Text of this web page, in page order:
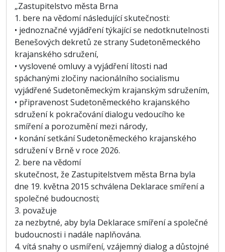
„Zastupitelstvo města Brna
1. bere na vědomí následující skutečnosti:
• jednoznačné vyjádření týkající se nedotknutelnosti
Benešových dekretů ze strany Sudetoněmeckého
krajanského sdružení,
• vyslovené omluvy a vyjádření lítosti nad
spáchanými zločiny nacionálního socialismu
vyjádřené Sudetoněmeckým krajanským sdružením,
• připravenost Sudetoněmeckého krajanského
sdružení k pokračování dialogu vedoucího ke
smíření a porozumění mezi národy,
• konání setkání Sudetoněmeckého krajanského
sdružení v Brně v roce 2026.
2. bere na vědomí
skutečnost, že Zastupitelstvem města Brna byla
dne 19. května 2015 schválena Deklarace smíření a
společné budoucnosti;
3. považuje
za nezbytné, aby byla Deklarace smíření a společné
budoucnosti i nadále naplňována.
4. vítá snahy o usmíření, vzájemný dialog a důstojné